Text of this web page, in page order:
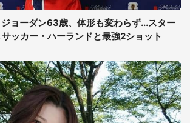
ョーダン63歳、体形も変わらず...スター
ッカー・ハーランドと最強2ショット